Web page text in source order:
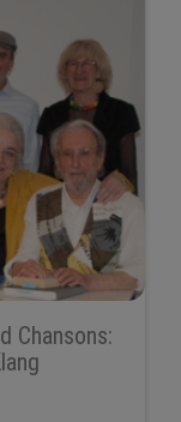
Chansons: